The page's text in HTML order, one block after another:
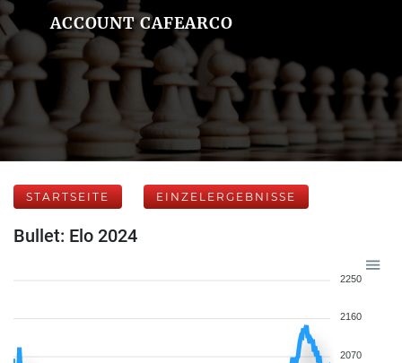
ACCOUNT CAFEARCO
STARTSEITE EINZELERGEBNISSE
Bullet: Elo 2024
2250
2160
2070